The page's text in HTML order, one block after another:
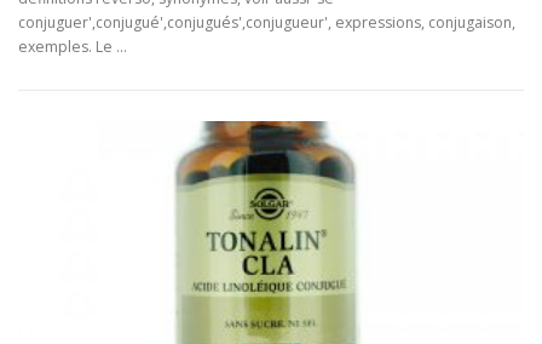
conjuguer',conjugué',conjugués',conjugueur', expressions, conjugaison,
exemples. Le …